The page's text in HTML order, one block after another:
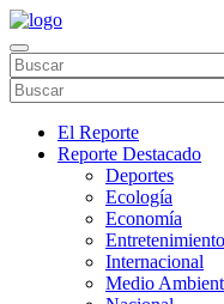
El Reporte
Reporte Destacado
Deportes
Ecología
Economía
Entretenimiento
Internacional
Medio